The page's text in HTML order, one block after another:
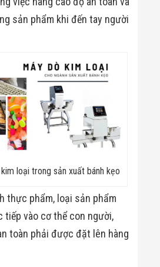
sản phẩm khi đến tay người
loại trong sản xuất bánh kẹo
thực phẩm, loại sản phẩm
vào cơ thể con người,
toàn phải được đặt lên hàng